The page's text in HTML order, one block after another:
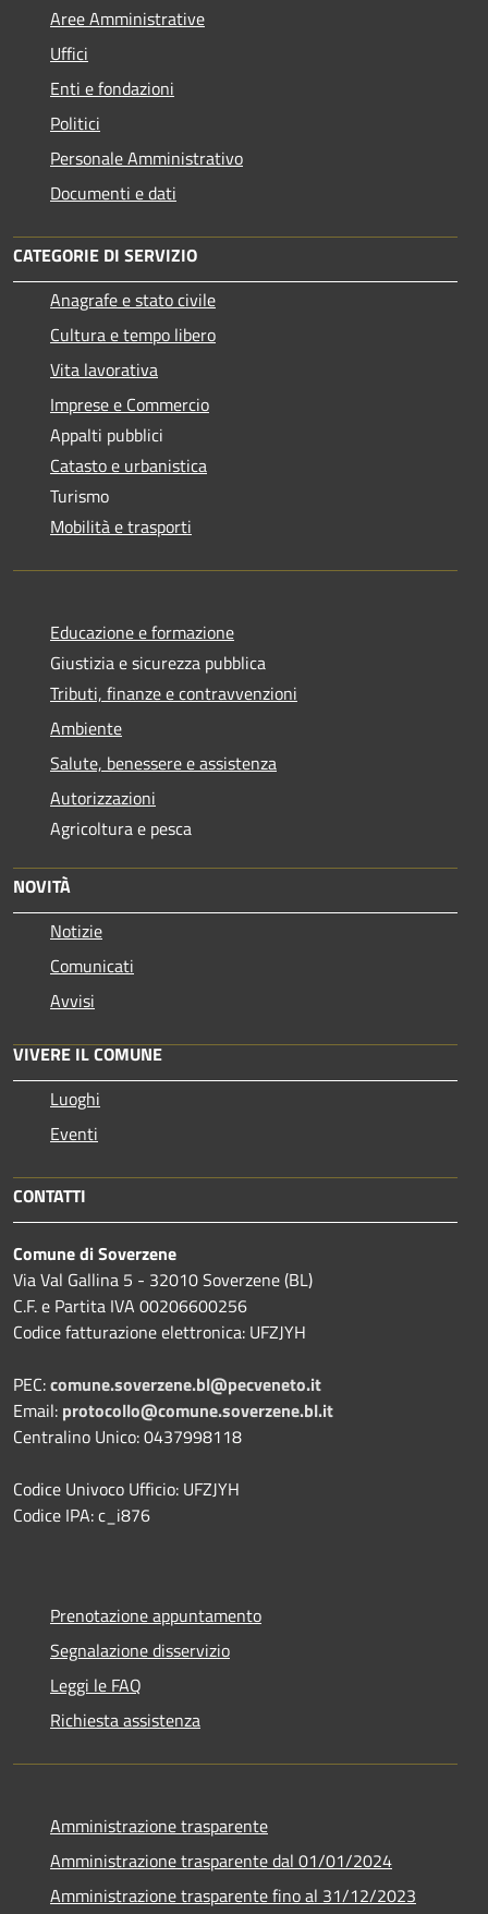
Aree Amministrative
Uffici
Enti e fondazioni
Politici
Personale Amministrativo
Documenti e dati
CATEGORIE DI SERVIZIO
Anagrafe e stato civile
Cultura e tempo libero
Vita lavorativa
Imprese e Commercio
Appalti pubblici
Catasto e urbanistica
Turismo
Mobilità e trasporti
Educazione e formazione
Giustizia e sicurezza pubblica
Tributi, finanze e contravvenzioni
Ambiente
Salute, benessere e assistenza
Autorizzazioni
Agricoltura e pesca
NOVITÀ
Notizie
Comunicati
Avvisi
VIVERE IL COMUNE
Luoghi
Eventi
CONTATTI
Comune di Soverzene
Via Val Gallina 5 - 32010 Soverzene (BL)
C.F. e Partita IVA 00206600256
Codice fatturazione elettronica: UFZJYH
PEC:comune.soverzene.bl@pecveneto.it
Email: protocollo@comune.soverzene.bl.it
Centralino Unico: 0437998118
Codice Univoco Ufficio: UFZJYH
Codice IPA: c_i876
Prenotazione appuntamento
Segnalazione disservizio
Leggi le FAQ
Richiesta assistenza
Amministrazione trasparente
Amministrazione trasparente dal 01/01/2024
Amministrazione trasparente fino al 31/12/2023